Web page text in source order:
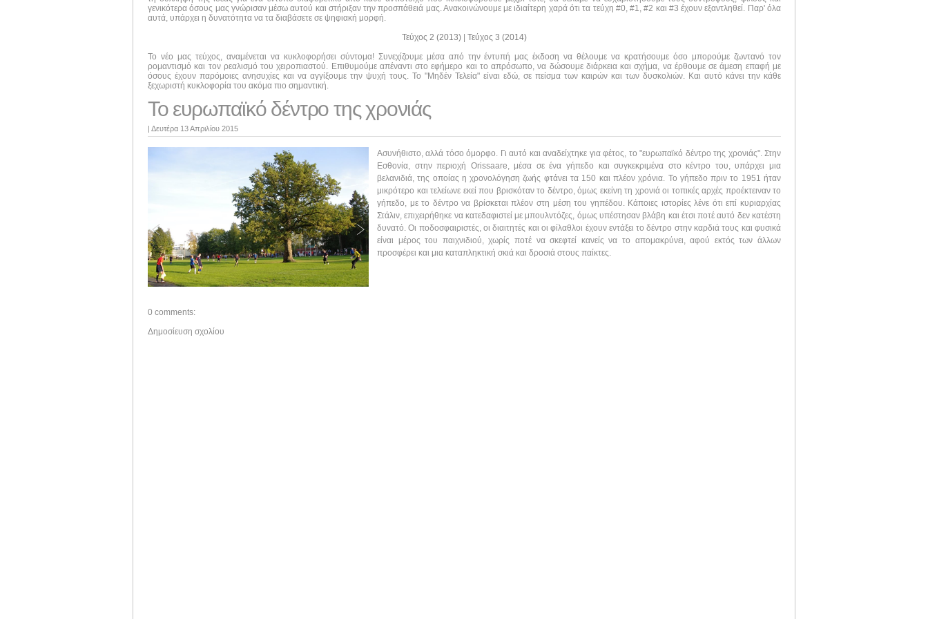
γενικότερα όσους μας γνώρισαν μέσω αυτού και στήριξαν την προσπάθειά μας. Ανακοινώνουμε με ιδιαίτερη χαρά ότι τα τεύχη #0, #1, #2 και #3 έχουν εξαντληθεί. Παρ' όλα
αυτά, υπάρχει η δυνατότητα να τα διαβάσετε σε ψηφιακή μορφή.
Τεύχος 2 (2013) | Τεύχος 3 (2014)
Το νέο μας τεύχος, αναμένεται να κυκλοφορήσει σύντομα! Συνεχίζουμε μέσα από την έντυπή μας έκδοση να θέλουμε να κρατήσουμε όσο μπορούμε ζωντανό τον
ρομαντισμό και τον ρεαλισμό του χειροπιαστού. Επιθυμούμε απέναντι στο εφήμερο και το απρόσωπο, να δώσουμε διάρκεια και σχήμα, να έρθουμε σε άμεση επαφή με
όσους έχουν παρόμοιες ανησυχίες και να αγγίξουμε την ψυχή τους. Το "Μηδέν Τελεία" είναι εδώ, σε πείσμα των καιρών και των δυσκολιών. Και αυτό κάνει την κάθε
ξεχωριστή κυκλοφορία του ακόμα πιο σημαντική.
Το ευρωπαϊκό δέντρο της χρονιάς
| Δευτέρα 13 Απριλίου 2015
Ασυνήθιστο, αλλά τόσο όμορφο. Γι αυτό και αναδείχτηκε για φέτος, το "ευρωπαϊκό δέντρο της χρονιάς". Στην
Εσθονία, στην περιοχή Orissaare, μέσα σε ένα γήπεδο και συγκεκριμένα στο κέντρο του, υπάρχει μια
βελανιδιά, της οποίας η χρονολόγηση ζωής φτάνει τα 150 και πλέον χρόνια. Το γήπεδο πριν το 1951 ήταν
μικρότερο και τελείωνε εκεί που βρισκόταν το δέντρο, όμως εκείνη τη χρονιά οι τοπικές αρχές προέκτειναν το
γήπεδο, με το δέντρο να βρίσκεται πλέον στη μέση του γηπέδου. Κάποιες ιστορίες λένε ότι επί κυριαρχίας
Στάλιν, επιχειρήθηκε να κατεδαφιστεί με μπουλντόζες, όμως υπέστησαν βλάβη και έτσι ποτέ αυτό δεν κατέστη
δυνατό. Οι ποδοσφαιριστές, οι διαιτητές και οι φίλαθλοι έχουν εντάξει το δέντρο στην καρδιά τους και φυσικά
είναι μέρος του παιχνιδιού, χωρίς ποτέ να σκεφτεί κανείς να το απομακρύνει, αφού εκτός των άλλων
προσφέρει και μια καταπληκτική σκιά και δροσιά στους παίκτες.
0 comments:
Δημοσίευση σχολίου